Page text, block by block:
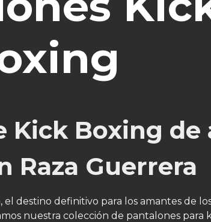
Kick Boxing de
Raza Guerrera
destino definitivo para los amantes de
nuestra colección de pantalones para